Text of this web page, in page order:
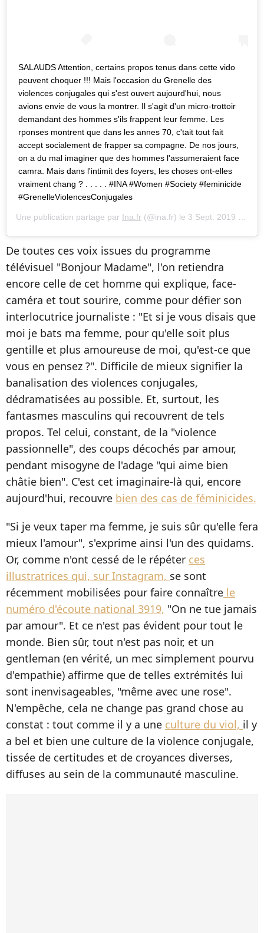
SALAUDS Attention, certains propos tenus dans cette vido
peuvent choquer !!! Mais l'occasion du Grenelle des
violences conjugales qui s'est ouvert aujourd'hui, nous
avions envie de vous la montrer. Il s'agit d'un micro-trottoir
demandant des hommes s'ils frappent leur femme. Les
rponses montrent que dans les annes 70, c'tait tout fait
accept socialement de frapper sa compagne. De nos jours,
on a du mal imaginer que des hommes l'assumeraient face
camra. Mais dans l'intimit des foyers, les choses ont-elles
vraiment chang ? . . . . . #INA #Women #Society #feminicide
#GrenelleViolencesConjugales
Une publication partage par Ina.fr (@ina.fr) le 3 Sept. 2019 9 :24 PDT
De toutes ces voix issues du programme
télévisuel "Bonjour Madame", l'on retiendra
encore celle de cet homme qui explique, face-
caméra et tout sourire, comme pour défier son
interlocutrice journaliste : "Et si je vous disais que
moi je bats ma femme, pour qu'elle soit plus
gentille et plus amoureuse de moi, qu'est-ce que
vous en pensez ?". Difficile de mieux signifier la
banalisation des violences conjugales,
dédramatisées au possible. Et, surtout, les
fantasmes masculins qui recouvrent de tels
propos. Tel celui, constant, de la "violence
passionnelle", des coups décochés par amour,
pendant misogyne de l'adage "qui aime bien
châtie bien". C'est cet imaginaire-là qui, encore
aujourd'hui, recouvre bien des cas de féminicides.
"Si je veux taper ma femme, je suis sûr qu'elle fera
mieux l'amour", s'exprime ainsi l'un des quidams.
Or, comme n'ont cessé de le répéter ces
illustratrices qui, sur Instagram, se sont
récemment mobilisées pour faire connaître le
numéro d'écoute national 3919, "On ne tue jamais
par amour". Et ce n'est pas évident pour tout le
monde. Bien sûr, tout n'est pas noir, et un
gentleman (en vérité, un mec simplement pourvu
d'empathie) affirme que de telles extrémités lui
sont inenvisageables, "même avec une rose".
N'empêche, cela ne change pas grand chose au
constat : tout comme il y a une culture du viol, il y
a bel et bien une culture de la violence conjugale,
tissée de certitudes et de croyances diverses,
diffuses au sein de la communauté masculine.